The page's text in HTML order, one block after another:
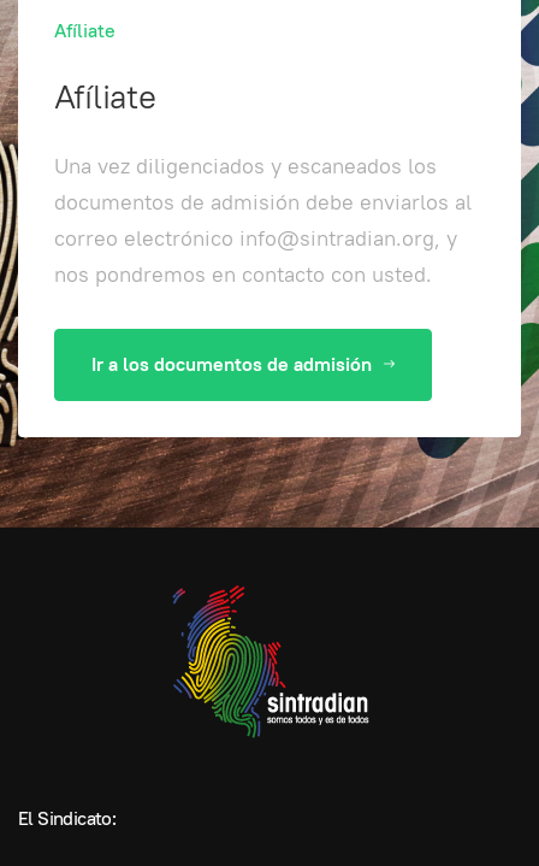
Afíliate
Afíliate
Una vez diligenciados y escaneados los
documentos de admisión debe enviarlos al
correo electrónico info@sintradian.org, y
nos pondremos en contacto con usted.
Ir a los documentos de admisión
El Sindicato: